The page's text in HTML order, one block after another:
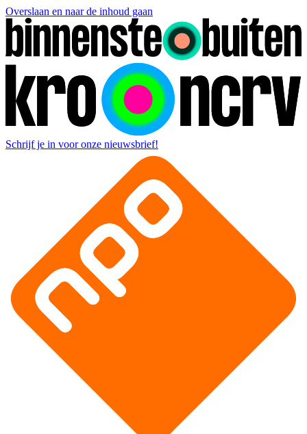
Overslaan en naar de inhoud gaan
Schrijf je in voor onze nieuwsbrief!